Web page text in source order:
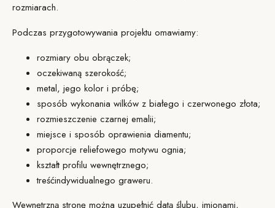
rozmiarach.
Podczas przygotowywania projektu omawiamy:
rozmiary obu obrączek;
oczekiwaną szerokość;
metal, jego kolor i próbę;
sposób wykonania wilków z białego i czerwonego złota;
rozmieszczenie czarnej emalii;
miejsce i sposób oprawienia diamentu;
proporcje reliefowego motywu ognia;
kształt profilu wewnętrznego;
treśćindywidualnego graweru.
Wewnętrzną stronę można uzupełnić datą ślubu, imionami,